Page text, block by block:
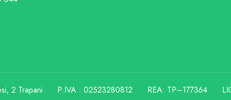
2 Trapani P.IVA : 02523280812 REA: TP–177364